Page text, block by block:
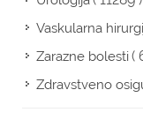
Vaskularna
Zarazne bolesti(
Zdravstveno